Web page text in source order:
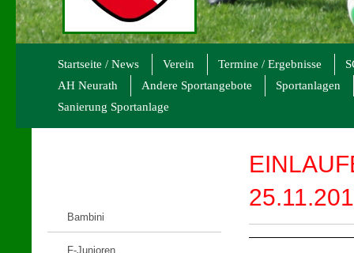
Startseite / News Verein Termine / Ergebnisse
AH Neurath
Andere Sportangebote
Sportanlagen
Sanierung Sportanlage
Bambini
F-Junioren